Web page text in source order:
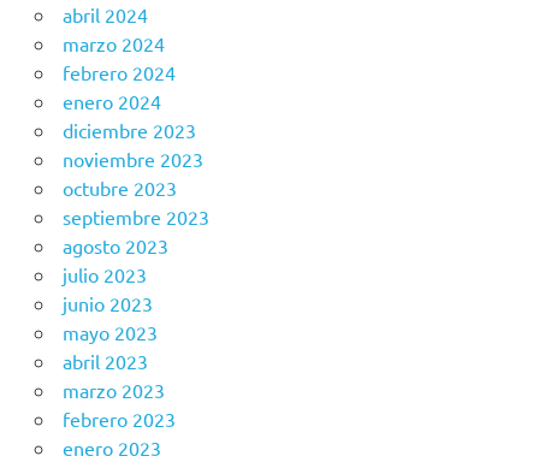
abril 2024
marzo 2024
febrero 2024
enero 2024
diciembre 2023
noviembre 2023
octubre 2023
septiembre 2023
agosto 2023
julio 2023
junio 2023
mayo 2023
abril 2023
marzo 2023
febrero 2023
enero 2023